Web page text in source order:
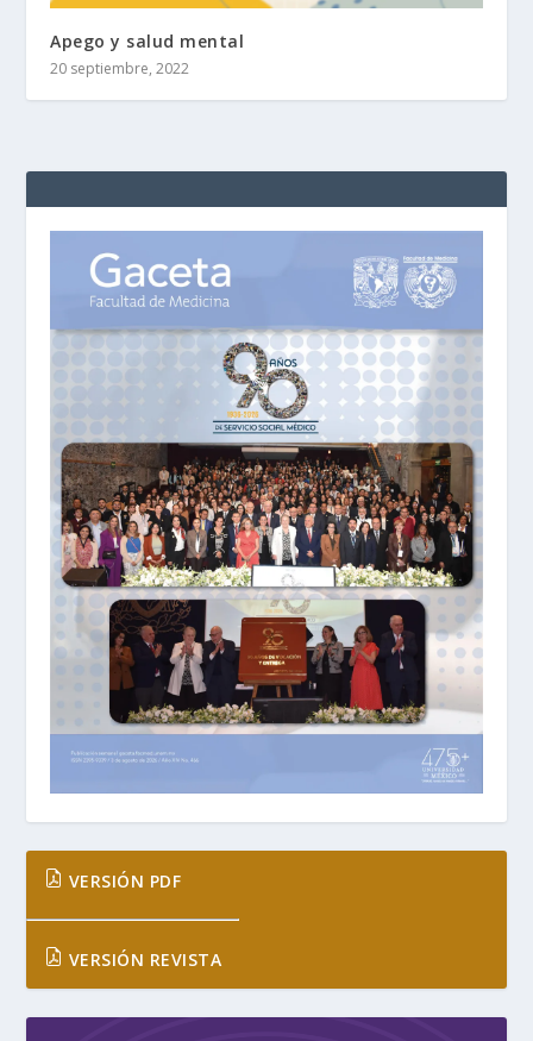
Apego y salud mental
20 septiembre, 2022
VERSIÓN PDF
VERSIÓN REVISTA